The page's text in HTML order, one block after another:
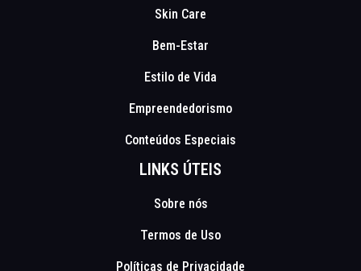
Skin Care
Bem-Estar
Estilo de Vida
Empreendedorismo
Conteúdos Especiais
LINKS ÚTEIS
Sobre nós
Termos de Uso
Políticas de Privacidade